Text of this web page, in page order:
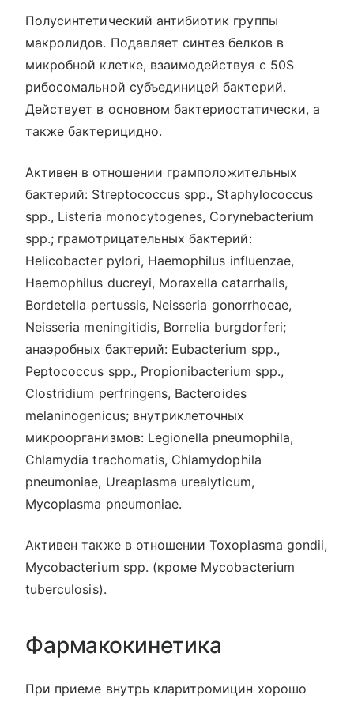
Полусинтетический антибиотик группы
макролидов. Подавляет синтез белков в
микробной клетке, взаимодействуя с 50S
рибосомальной субъединицей бактерий.
Действует в основном бактериостатически, а
также бактерицидно.
Активен в отношении грамположительных
бактерий: Streptococcus spp., Staphylococcus
spp., Listeria monocytogenes, Corynebacterium
spp.; грамотрицательных бактерий:
Helicobacter pylori, Haemophilus influenzae,
Haemophilus ducreyi, Moraxella catarrhalis,
Bordetella pertussis, Neisseria gonorrhoeae,
Neisseria meningitidis, Borrelia burgdorferi;
анаэробных бактерий: Eubacterium spp.,
Peptococcus spp., Propionibacterium spp.,
Clostridium perfringens, Bacteroides
melaninogenicus; внутриклеточных
микроорганизмов: Legionella pneumophila,
Chlamydia trachomatis, Chlamydophila
pneumoniae, Ureaplasma urealyticum,
Mycoplasma pneumoniae.
Активен также в отношении Toxoplasma gondii,
Mycobacterium spp. (кроме Mycobacterium
tuberculosis).
Фармакокинетика
При приеме внутрь кларитромицин хорошо